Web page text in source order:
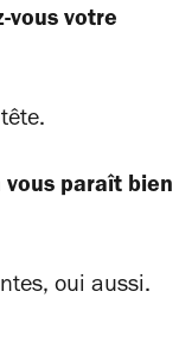
vous votre
vous paraît bien
oui aussi.